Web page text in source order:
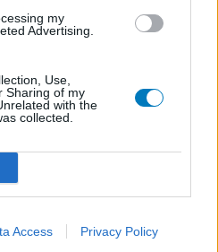
my
Advertising.
Use,
Sharing of my
with the
collected.
Access Privacy Policy
(584)